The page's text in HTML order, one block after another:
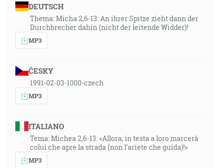
DEUTSCH
Thema: Micha 2,6-13: An ihrer Spitze zieht dann der
Durchbrecher dahin (nicht der leitende Widder)!
MP3
ČESKY
1991-02-03-1000-czech
MP3
ITALIANO
Tema: Michea 2,6-13: «Allora, in testa a loro marcerà
colui che apre la strada (non l’ariete che guida)!»
MP3